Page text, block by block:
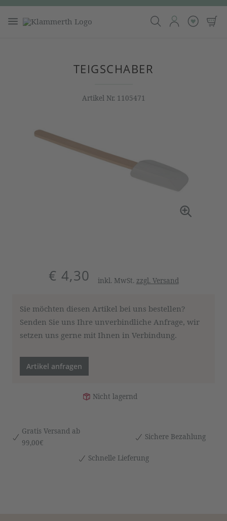
TEIGSCHABER
Artikel Nr. 1105471
€ 4,30 inkl. MwSt. zzgl. Versand
Sie möchten diesen Artikel bei uns bestellen?
Senden Sie uns Ihre unverbindliche Anfrage, wir
setzen uns gerne mit Ihnen in Verbindung.
Artikel anfragen
Nicht lagernd
Gratis Versand ab
99,00€
Sichere Bezahlung
Schnelle Lieferung